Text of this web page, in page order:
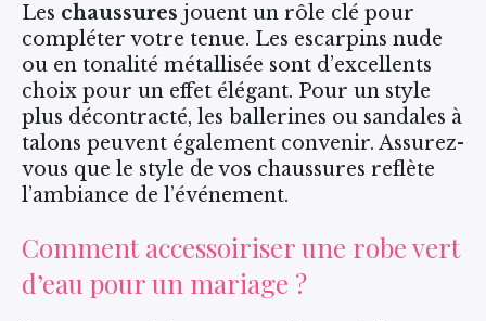
Les chaussures jouent un rôle clé pour
compléter votre tenue. Les escarpins nude
ou en tonalité métallisée sont d’excellents
choix pour un effet élégant. Pour un style
plus décontracté, les ballerines ou sandales à
talons peuvent également convenir. Assurez-
vous que le style de vos chaussures reflète
l’ambiance de l’événement.
Comment accessoiriser une robe vert
d’eau pour un mariage ?